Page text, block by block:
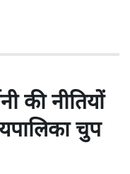
की नीतियों
चुप